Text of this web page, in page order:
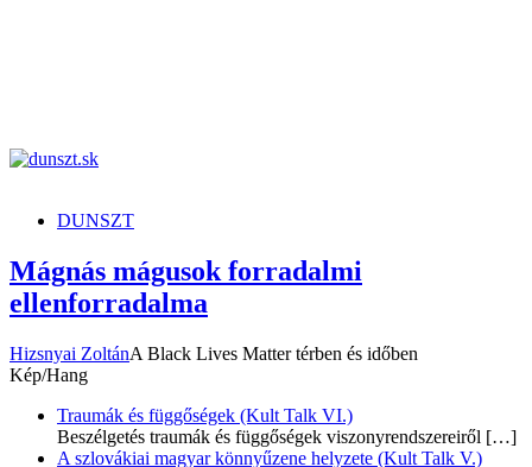
DUNSZT
Mágnás mágusok forradalmi
ellenforradalma
Hizsnyai ZoltánA Black Lives Matter térben és időben
Kép/Hang
Traumák és függőségek (Kult Talk VI.)
Beszélgetés traumák és függőségek viszonyrendszereiről […]
A szlovákiai magyar könnyűzene helyzete (Kult Talk V.)